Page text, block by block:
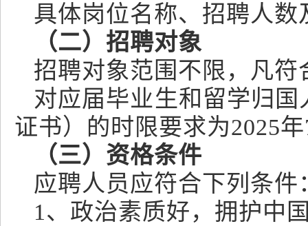
具体岗位名称、招聘人
（二）招聘对象
招聘对象范围不限，凡
对应届毕业生和留学归
证书）的时限要求为2025
（三）资格条件
应聘人员应符合下列条件
1、政治素质好，拥护中